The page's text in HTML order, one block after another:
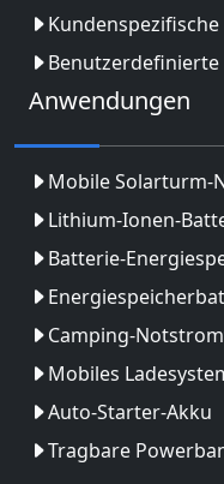
Kundenspezifische
Benutzerdefinierte
Anwendungen
Mobile
Lithium-Ionen-
Batterie-
Camping-
Mobiles
Auto-Starter-Akku
Tragbare